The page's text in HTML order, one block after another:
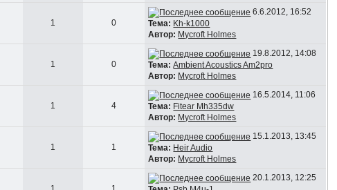
1 0
6.6.2012, 16:52
Тема: Kh-k1000
Автор: Mycroft Holmes
1 0
19.8.2012, 14:08
Тема: Ambient Acoustics Am2pro
Автор: Mycroft Holmes
1 4
16.5.2014, 11:06
Тема: Fitear Mh335dw
Автор: Mycroft Holmes
1 1
15.1.2013, 13:45
Тема: Heir Audio
Автор: Mycroft Holmes
20.1.2013, 12:25